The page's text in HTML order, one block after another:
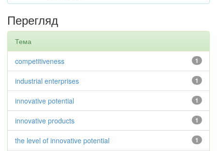
Перегляд
Тема
1
competitiveness
1
industrial enterprises
1
innovative potential
1
innovative products
1
the level of innovative potential